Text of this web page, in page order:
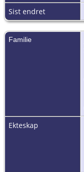
Sist endret
Familie
Ekteskap